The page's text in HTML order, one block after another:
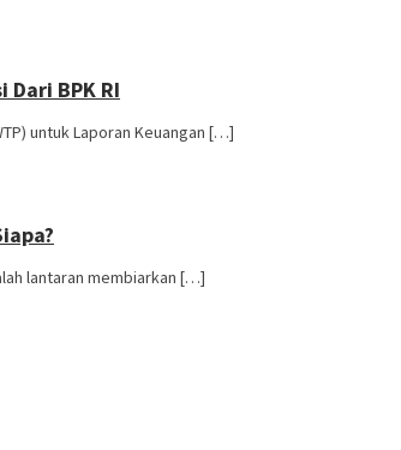
Dari BPK RI
untuk Laporan Keuangan […]
lantaran membiarkan […]